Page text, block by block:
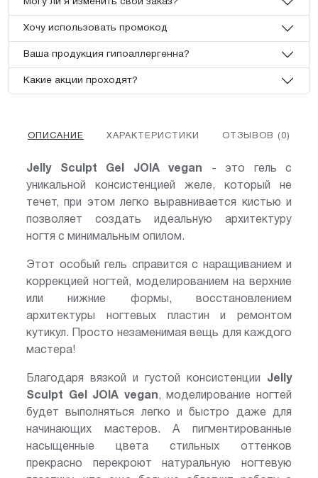
Хочу использовать промокод
Ваша продукция гипоаллергенна?
Какие акции проходят?
ОПИСАНИЕ ХАРАКТЕРИСТИКИ ОТЗЫВОВ (0)
Jelly Sculpt Gel JOIA vegan - это гель с
уникальной консистенцией желе, который не
течет, при этом легко выравнивается кистью и
позволяет создать идеальную архитектуру
ногтя с минимальным опилом.
Этот особый гель справится с наращиванием и
коррекцией ногтей, моделированием на верхние
или нижние формы, восстановлением
архитектуры ногтевых пластин и ремонтом
кутикул. Просто незаменимая вещь для каждого
мастера!
Благодаря вязкой и густой консистенции Jelly
Sculpt Gel JOIA vegan, моделирование ногтей
будет выполняться легко и быстро даже для
начинающих мастеров. А пигментированные
насыщенные цвета стильных оттенков
прекрасно перекроют натуральную ногтевую